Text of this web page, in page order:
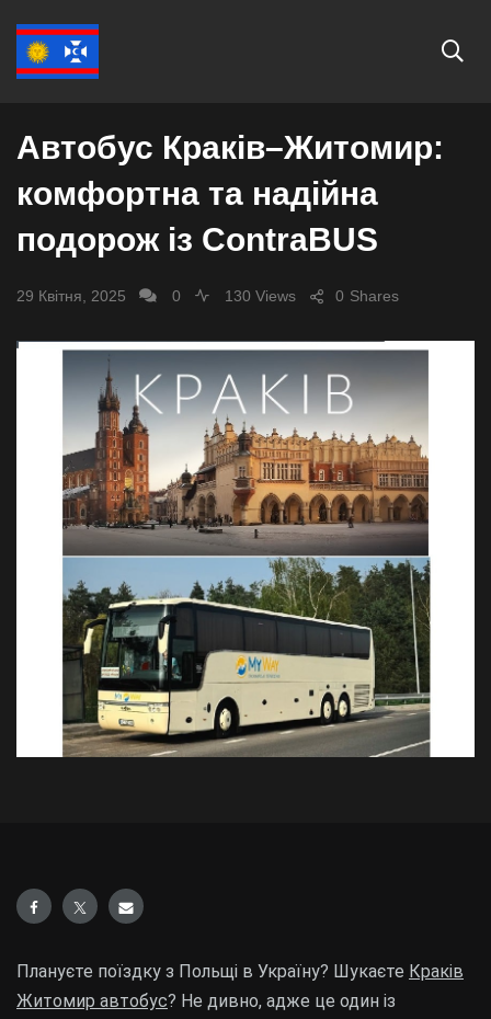
СУСПІЛЬСТВО
Автобус Краків–Житомир:
комфортна та надійна
подорож із ContraBUS
29 Квітня, 2025 0 130 Views Shares
0
Плануєте поїздку з Польщі в Україну? Шукаєте Краків
Житомир автобус? Не дивно, адже це один із